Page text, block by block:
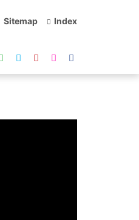
Sitemap Index